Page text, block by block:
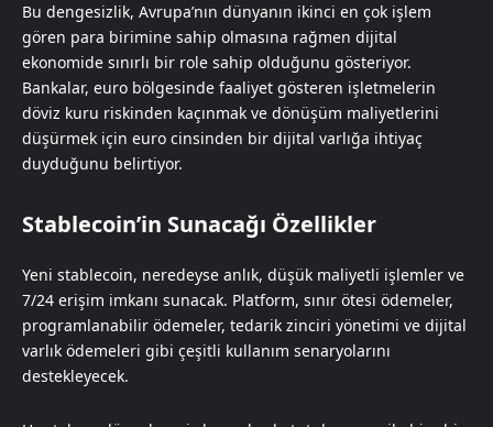
Bu dengesizlik, Avrupa’nın dünyanın ikinci en çok işlem
gören para birimine sahip olmasına rağmen dijital
ekonomide sınırlı bir role sahip olduğunu gösteriyor.
Bankalar, euro bölgesinde faaliyet gösteren işletmelerin
döviz kuru riskinden kaçınmak ve dönüşüm maliyetlerini
düşürmek için euro cinsinden bir dijital varlığa ihtiyaç
duyduğunu belirtiyor.
Stablecoin’in Sunacağı Özellikler
Yeni stablecoin, neredeyse anlık, düşük maliyetli işlemler ve
7/24 erişim imkanı sunacak. Platform, sınır ötesi ödemeler,
programlanabilir ödemeler, tedarik zinciri yönetimi ve dijital
varlık ödemeleri gibi çeşitli kullanım senaryolarını
destekleyecek.